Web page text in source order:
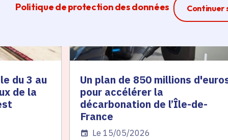
Politique de protection des données Continuer
Ferme
du 3 au
de la
Un plan de 850 millions
pour accélérer la
décarbonation de l’Île-de-
France
Date de l'arrêté
Le 15/05/2026